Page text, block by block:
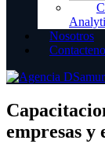
Nosotros
empresas y